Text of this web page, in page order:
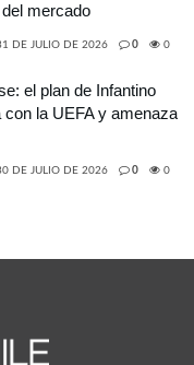
mercado
DE JULIO DE 2026 0 0
el plan de Infantino
la UEFA y amenaza
DE JULIO DE 2026 0 0